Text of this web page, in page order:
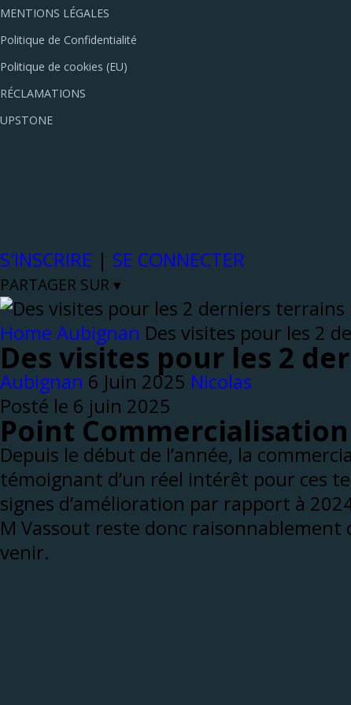
MENTIONS LÉGALES
Politique de Confidentialité
Politique de cookies (EU)
RÉCLAMATIONS
UPSTONE
S'INSCRIRE | SE CONNECTER
PARTAGER SUR ▾
Home Aubignan Des visites pour les 2
Des visites pour les 2
Aubignan
Nicolas
Posté le 6 juin 2025
Point Commercialisation
Depuis le début de l’année, la
témoignant d’un réel intérêt pour ces
signes d’amélioration par rapport à
M Vassout reste donc
venir.